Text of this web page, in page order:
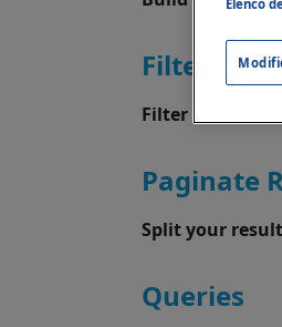
Filters
Filter the results
Paginate
Split your
Queries
Elenco